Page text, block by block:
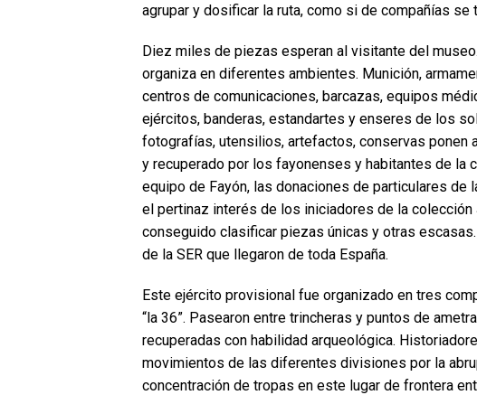
agrupar y dosificar la ruta, como si de compañías se
Diez miles de piezas esperan al visitante del
organiza en diferentes ambientes. Munición,
centros de comunicaciones, barcazas, equipos
ejércitos, banderas, estandartes y enseres de los
fotografías, utensilios, artefactos, conservas ponen
y recuperado por los fayonenses y habitantes de la
equipo de Fayón, las donaciones de particulares de
el pertinaz interés de los iniciadores de la
conseguido clasificar piezas únicas y otras
de la SER que llegaron de toda España.
Este ejército provisional fue organizado en tres
“la 36”. Pasearon entre trincheras y puntos de
recuperadas con habilidad arqueológica.
movimientos de las diferentes divisiones por la
concentración de tropas en este lugar de frontera